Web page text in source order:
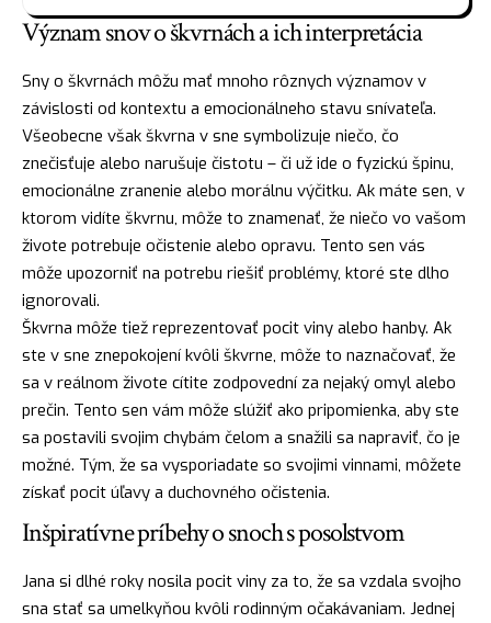
Význam snov o škvrnách a ich interpretácia
Sny o škvrnách môžu mať mnoho rôznych významov v
závislosti od kontextu a emocionálneho stavu snívateľa.
Všeobecne však škvrna v sne symbolizuje niečo, čo
znečisťuje alebo narušuje čistotu – či už ide o fyzickú špinu,
emocionálne zranenie alebo morálnu výčitku. Ak máte sen, v
ktorom vidíte škvrnu, môže to znamenať, že niečo vo vašom
živote potrebuje očistenie alebo opravu. Tento sen vás
môže upozorniť na potrebu riešiť problémy, ktoré ste dlho
ignorovali.
Škvrna môže tiež reprezentovať pocit viny alebo hanby. Ak
ste v sne znepokojení kvôli škvrne, môže to naznačovať, že
sa v reálnom živote cítite zodpovední za nejaký omyl alebo
prečin. Tento sen vám môže slúžiť ako pripomienka, aby ste
sa postavili svojim chybám čelom a snažili sa napraviť, čo je
možné. Tým, že sa vysporiadate so svojimi vinnami, môžete
získať pocit úľavy a duchovného očistenia.
Inšpiratívne príbehy o snoch s posolstvom
Jana si dlhé roky nosila pocit viny za to, že sa vzdala svojho
sna stať sa umelkyňou kvôli rodinným očakávaniam. Jednej